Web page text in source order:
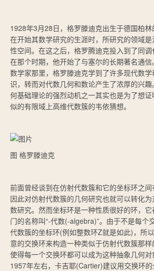
1928年3月28日，格罗滕迪克出生于德国柏
在开始其数学研究的生涯时，所研究的领域
性空间。在这之后，格罗腾迪克投入到了同
在那个时期，他开始了与塞尔的长期著名通
数学家那里，格罗滕迪克学到了许多现代数
识，转而对代数几何和数论产生了浓厚的兴
何基础理论的强烈动机之一其实也是为了想
似的有限域上高维代数簇的韦依猜想。
图 格罗滕迪克
前面曾经谈到在仿射代数簇和它的坐标环之间
因此对仿射代数簇的几何研究也就可以转化
数研究。然而坐标环是一种性质很好的环，
门的名称叫“-代数(-algebra)”。由于不是每个
代数簇的坐标环(例如整数环Z就是如此)，所
意的交换环来构造一种类似于仿射代数簇那样
使得每一个交换环都可以成为这种抽象几何对
1957年左右，卡吉耶(Cartier)建议用交换环